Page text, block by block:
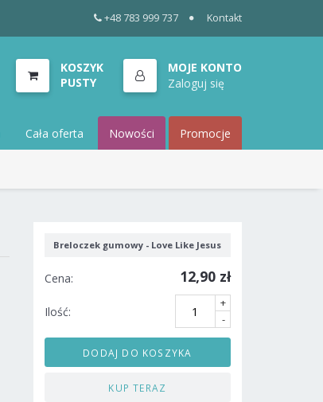
+48 783 999 737 Kontakt
KOSZYK
PUSTY
MOJE KONTO
Zaloguj się
Cała oferta Nowości Promocje
Breloczek gumowy - Love Like Jesus
Cena: 12,90 zł
Ilość:
+
-
DODAJ DO KOSZYKA
KUP TERAZ